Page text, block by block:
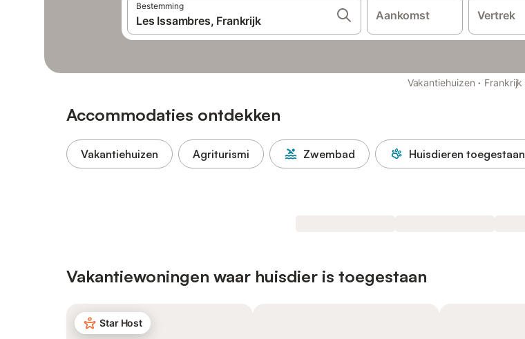
Bestemming
Aankomst Vertrek
Vakantiehuizen · Frankrijk
Accommodaties ontdekken
Vakantiehuizen Agriturismi Zwembad Huisdieren toegestaan
Vakantiewoningen waar huisdier is toegestaan
Star Host